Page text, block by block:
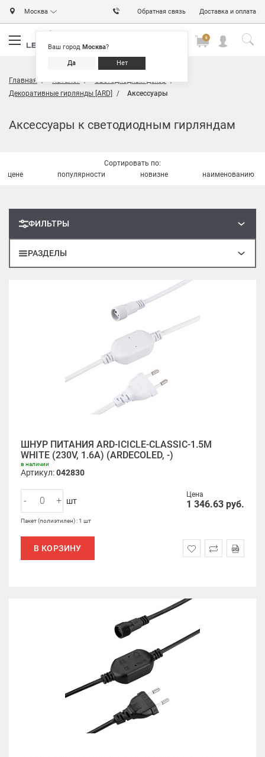
Москва
Ваш город Москва?
Да Нет
Обратная связь Доставка и оплата
0
Главная Каталог
Светодиодный декор
Декоративные гирлянды [ARD]
Аксессуары
Аксессуары к светодиодным гирляндам
РАЗДЕЛЫ
ФИЛЬТРЫ
Сортировать по:
цене
популярности новизне наименованию
ШНУР ПИТАНИЯ ARD-ICICLE-CLASSIC-1.5M
WHITE (230V, 1.6A) (ARDECOLED, -)
в наличии
Артикул:042830
Цена
1 346.63 руб.
- + шт
Пакет (полиэтилен) : 1 шт
В КОРЗИНУ